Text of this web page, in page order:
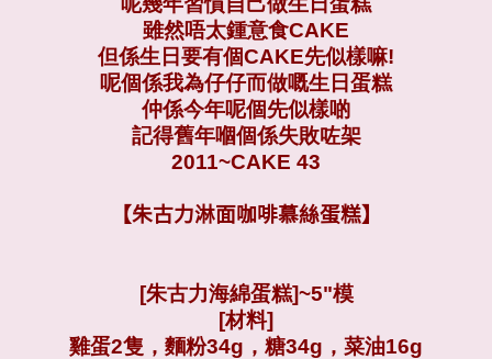
雖然唔太鍾意食CAKE
但係生日要有個CAKE先似樣嘛!
呢個係我為仔仔而做嘅生日蛋糕
仲係今年呢個先似樣啲
記得舊年嗰個係失敗咗架
2011~CAKE 43
【朱古力淋面咖啡慕絲蛋糕】
[朱古力海綿蛋糕]~5"模
[材料]
雞蛋2隻，麵粉34g，糖34g，菜油16g